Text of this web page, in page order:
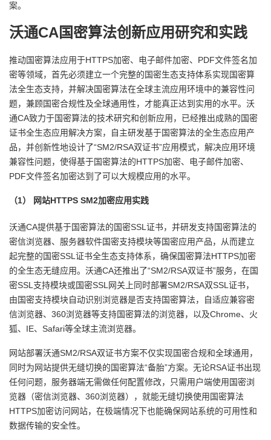
案。
沃通CA国密算法创新应用研究和实践
推动国密算法应用于HTTPS加密、电子邮件加密、PDF文件签名加
密等领域，首先必须建立一个完整的国密生态支持体系实现国密算
法全生态支持，并解决国密算法在全球主流应用环境中的兼容性问
题，兼顾国密合规性及全球通用性，才能真正达到实用的水平。沃
通CA致力于国密算法的技术研究和创新应用，已经推出成熟的国密
证书全生态应用解决方案，自主研发基于国密算法的全生态应用产
品，并创新性地设计了“SM2/RSA双证书”应用模式，解决应用环境
兼容性问题，使得基于国密算法的HTTPS加密、电子邮件加密、
PDF文件签名加密达到了可以大规模应用的水平。
（1） 网站HTTPS SM2加密应用实践
沃通CA提供基于国密算法的国密SSL证书，并研发支持国密算法的
密信浏览器、服务器软件国密支持模块等国密应用产品，从而建立
起完整的国密SSL证书全生态支持体系，确保国密算法HTTPS加密
的全生态无缝应用。沃通CA还推出了“SM2/RSA双证书”服务，在国
密SSL支持模块或国密SSL网关上同时部署SM2/RSA双SSL证书，
由国密支持模块自动识别浏览器是否支持国密算法，自适应兼容密
信浏览器、360浏览器等支持国密算法的浏览器，以及Chrome、火
狐、IE、Safari等全球主流浏览器。
网站部署沃通SM2/RSA双证书方案不仅实现国密合规和全球通用，
同时为网站提供无缝切换的国密算法“备胎”方案。无论RSA证书出现
任何问题，服务器端无需做任何配置修改，只需用户端使用国密浏
览器（密信浏览器、360浏览器），就能无缝切换使用国密算法
HTTPS加密访问网站，在极端情况下也能确保网站系统的可用性和
数据传输的安全性。